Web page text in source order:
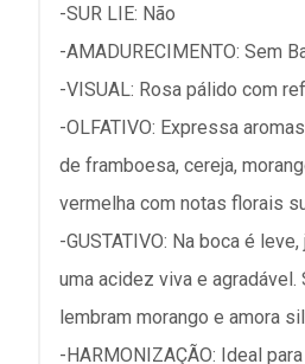
-SUR LIE: Não
-AMADURECIMENTO: Sem
-VISUAL: Rosa pálido com
-OLFATIVO: Expressa
de framboesa, cereja,
vermelha com notas florais
-GUSTATIVO: Na boca é
uma acidez viva e agradável.
lembram morango e amora
-HARMONIZAÇÃO: Ideal